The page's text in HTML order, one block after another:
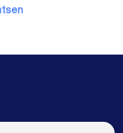
in Rotterdam
in Nijmegen